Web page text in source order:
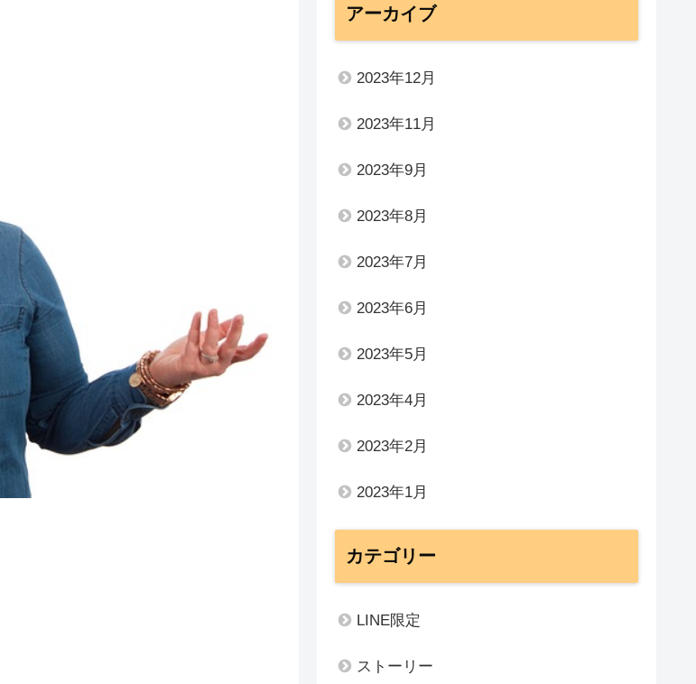
アーカイブ
2023年12月
2023年11月
2023年9月
2023年8月
2023年7月
2023年6月
2023年5月
2023年4月
2023年2月
2023年1月
カテゴリー
LINE限定
ストーリー